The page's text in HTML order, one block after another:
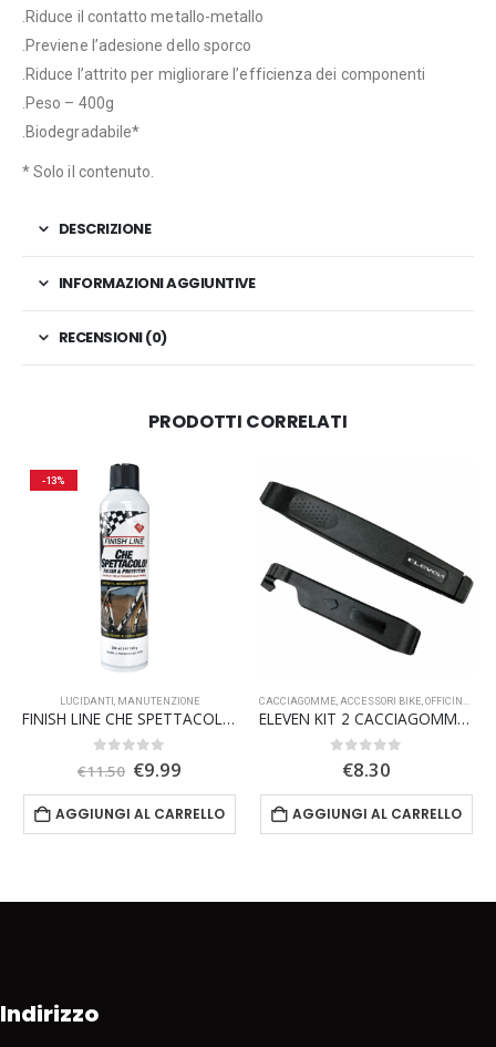
.Riduce il contatto metallo-metallo
.Previene l’adesione dello sporco
.Riduce l’attrito per migliorare l’efficienza dei componenti
.Peso – 400g
.Biodegradabile*
* Solo il contenuto.
DESCRIZIONE
INFORMAZIONI AGGIUNTIVE
RECENSIONI (0)
PRODOTTI CORRELATI
-13%
LUCIDANTI MANUTENZIONE
FINISH LINE CHE SPETTACOLO POLISH E PROTETTIVO
Su 5
€11.50 Il
originale
era:
€11.50.
€9.99Il
attuale
è:
€9.99.
AGGIUNGI AL CARRELLO
CACCIAGOMME ACCESSORI BIKE OFFICINA E RIPARAZIONE
ELEVEN KIT 2 CACCIAGOMMA TUBELESS
Su 5
€8.30
AGGIUNGI AL CARRELLO
Indirizzo